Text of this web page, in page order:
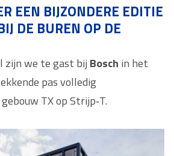
EEN BIJZONDERE EDITIE
DE BUREN OP DE
zijn we te gast bij Bosch in het
pas volledig
TX op Strijp‑T.